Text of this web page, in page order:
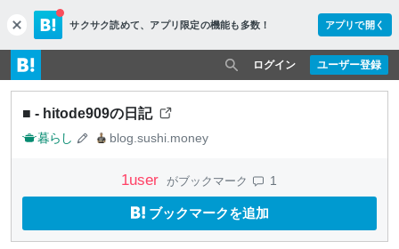
c
l
o
s
e
サクサク読めて、 アプリ限定の機能も多数！ アプリで開く
ユーザー登録
ログイン
■ - hitode909の日記
暮らし blog.sushi.money
1user がブックマーク 1
ブックマークを追加